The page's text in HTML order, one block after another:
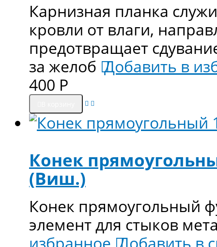
Карнизная планка
кровли от влаги,
предотвращает
за желоб Добавить в
400 Р
Конек
(Виш.)
Конек прямоугольный
элемент для стыков